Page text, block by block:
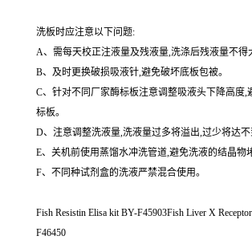
洗板时应注意以下问题:
A、需每天校正注液量及残液量,洗涤后残液量不得
B、及时更换破损吸液针,避免破坏底板包被。
C、针对不同厂家酶标板注意调整吸液头下降高度,
标板。
D、注意调整洗液量,洗液量过多将溢出,过少将达不
E、关机前使用蒸馏水冲洗管道,避免洗液的结晶物
F、不同种试剂盒的洗液严禁混合使用。
Fish Resistin Elisa kit BY-F45903Fish Liver X
F46450